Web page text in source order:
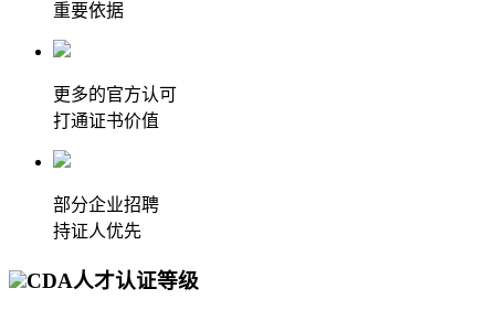
重要依据
更多的官方认可
打通证书价值
部分企业招聘
持证人优先
CDA人才认证等级